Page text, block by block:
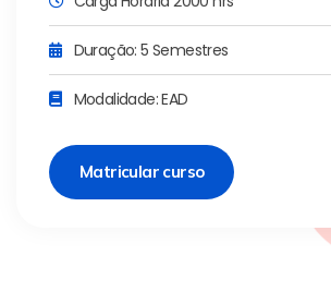
Duração: 5 Semestres
Modalidade: EAD
Matricular curso